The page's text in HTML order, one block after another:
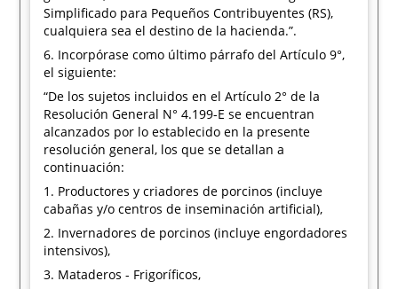
Simplificado para Pequeños Contribuyentes (RS),
cualquiera sea el destino de la hacienda.”.
6. Incorpórase como último párrafo del Artículo 9°,
el siguiente:
“De los sujetos incluidos en el Artículo 2° de la
Resolución General N° 4.199-E se encuentran
alcanzados por lo establecido en la presente
resolución general, los que se detallan a
continuación:
1. Productores y criadores de porcinos (incluye
cabañas y/o centros de inseminación artificial),
2. Invernadores de porcinos (incluye engordadores
intensivos),
3. Mataderos - Frigoríficos,